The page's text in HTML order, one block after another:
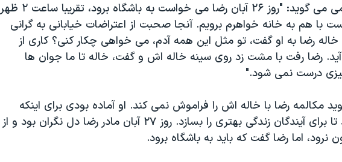
مادر رضا معظمی می گوید: "روز ۲۶ آبان رضا می خواست به باشگاه برود، تقریبا ساعت ۲ ظهر
با هم به خانه خواهرم برویم. آنجا صحبت از اعتراضات خیابانی به گرانی
خاله رضا به او گفت، تو مثل این همه آدم، می خواهی چکار کنی؟ کاری از
رضا رفت با مشت زد روی سینه خاله اش و گفت، خاله تا ما جوان ها
درست نمی شود."
مکالمه رضا با خاله اش را فراموش نمی کند. او آماده بودی برای اینکه
جانش را بدهد تا برای آیندگان زندگی بهتری را بسازد. روز ۲۷ آبان مادر رضا دل نگران بود و از
نرود، اما رضا گفت که باید به باشگاه برود.